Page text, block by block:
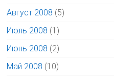
Август 2008 (5)
Июль 2008 (1)
Июнь 2008 (2)
Май 2008 (10)